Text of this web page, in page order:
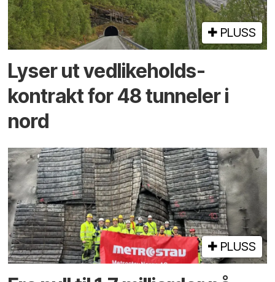
PLUSS
Lyser ut vedlikeholds­
kontrakt for 48 tunneler i
nord
PLUSS